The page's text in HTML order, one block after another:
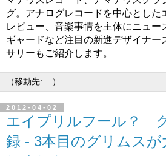
グ。アナログレコードを中心とした
レビュー、音楽事情を主体にニュー
ギャードなど注目の新進デザイナー
サリーもご紹介します。
2012-04-02
エイプリルフール？
録 - 3本目のグリムスが